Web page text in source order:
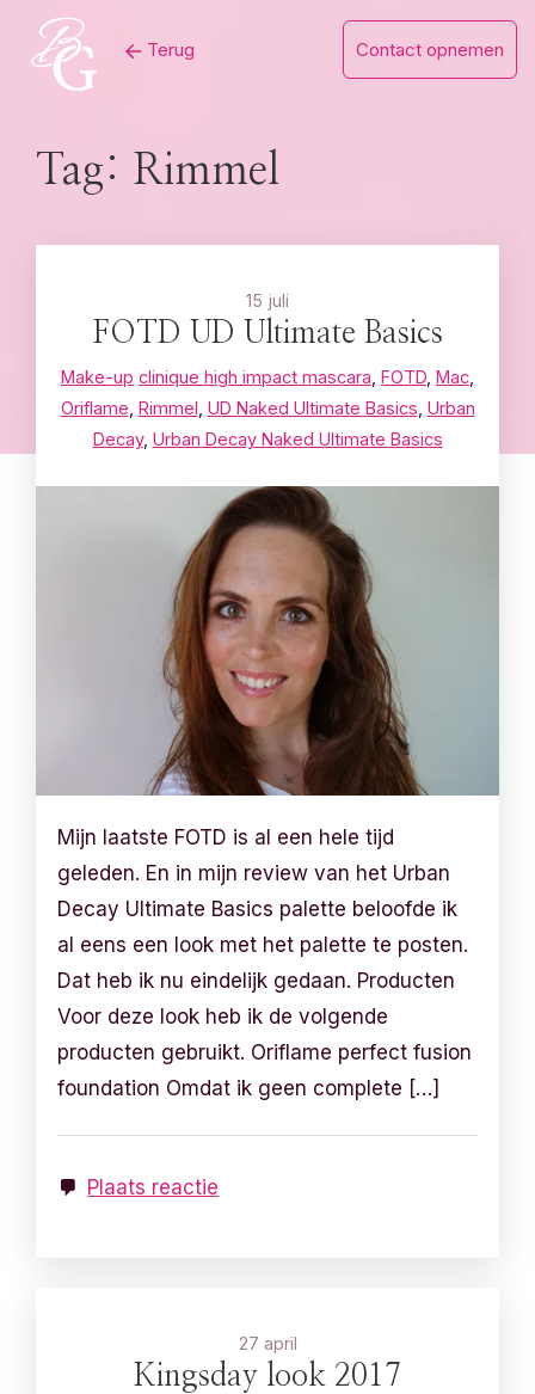
content
Terug Contact opnemen
Tag: Rimmel
15 juli
FOTD UD Ultimate Basics
Make-up clinique high impact mascara FOTD Mac
Oriflame Rimmel UD Naked Ultimate Basics Urban
Decay, Urban Decay Naked Ultimate Basics
Mijn laatste FOTD is al een hele tijd
geleden. En in mijn review van het Urban
Decay Ultimate Basics palette beloofde ik
al eens een look met het palette te posten.
Dat heb ik nu eindelijk gedaan. Producten
Voor deze look heb ik de volgende
producten gebruikt. Oriflame perfect fusion
foundation Omdat ik geen complete […]
Plaats reactie
27 april
Kingsday look 2017